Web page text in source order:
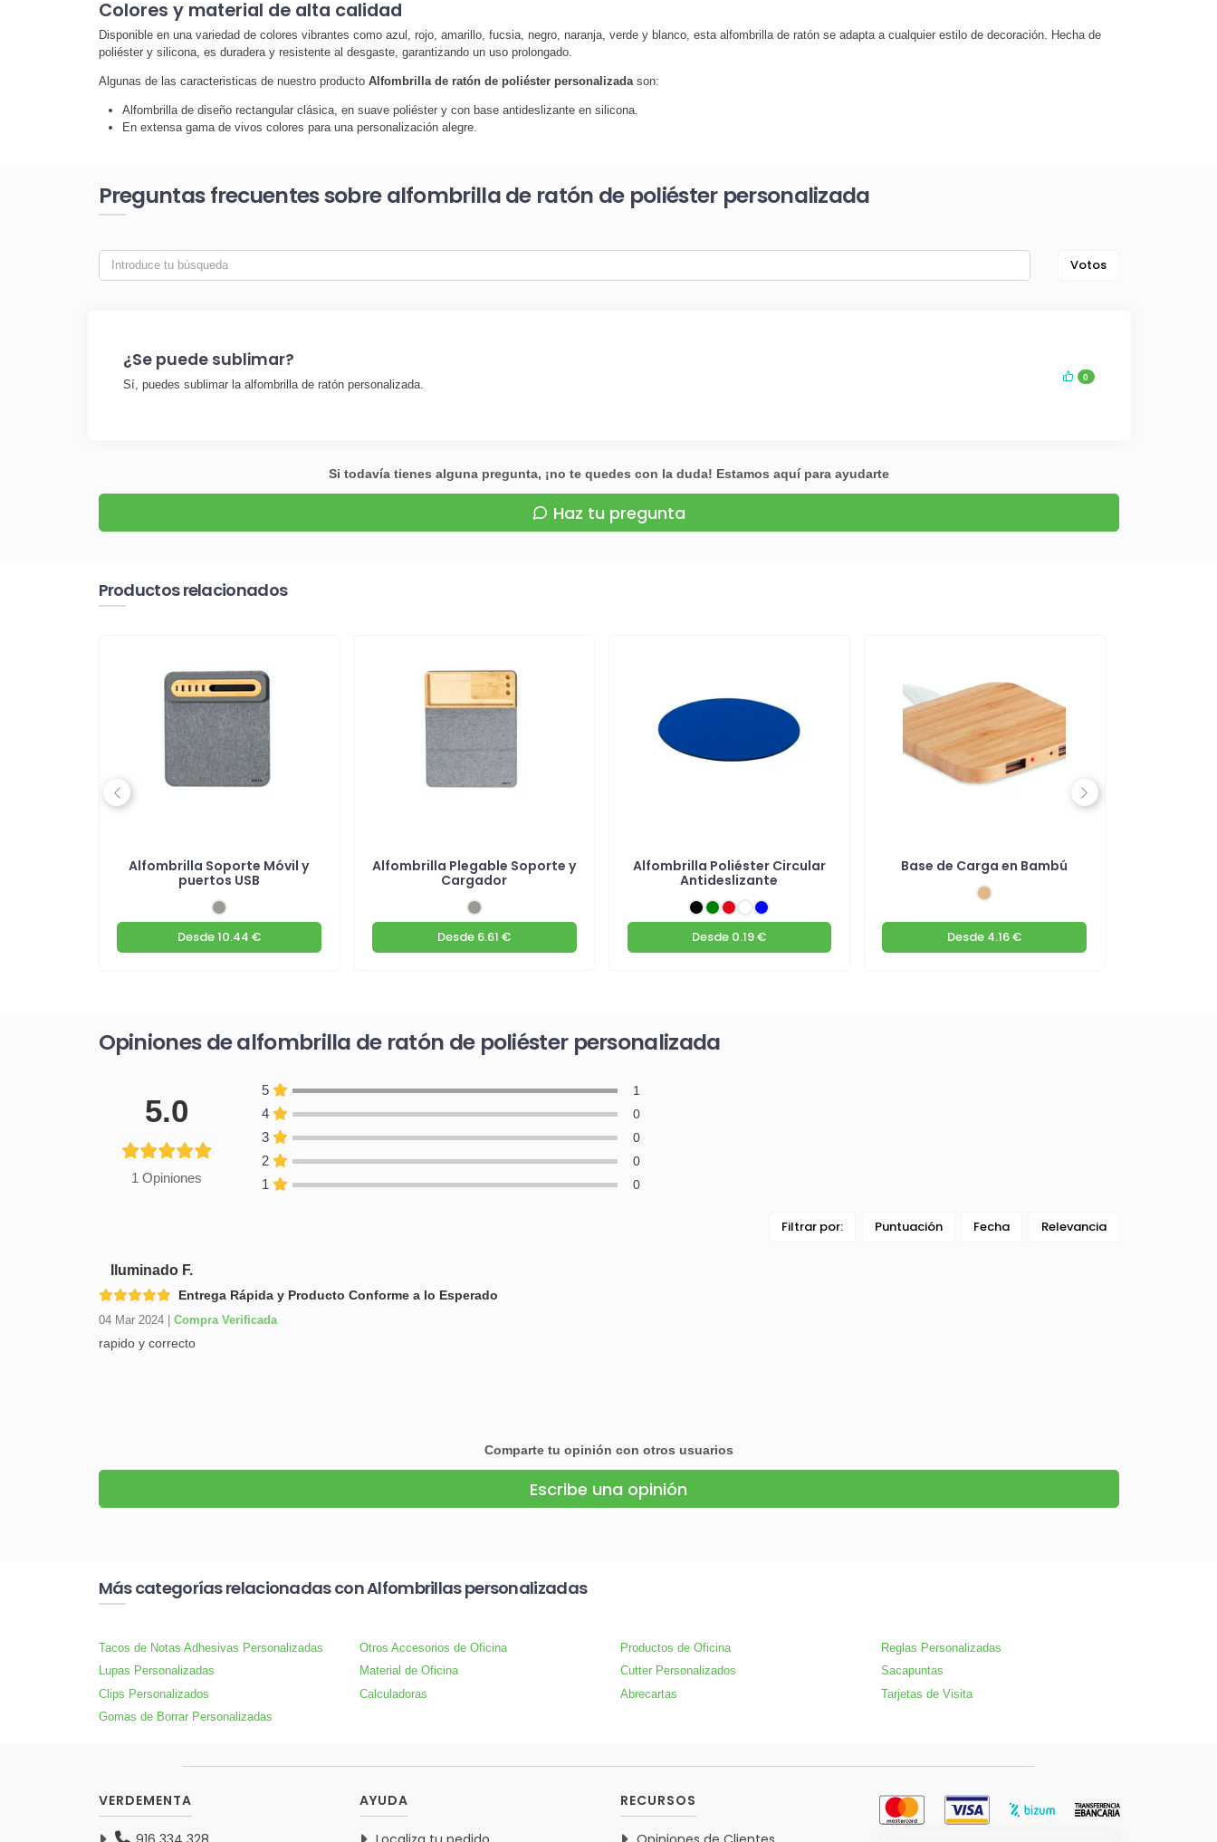
Colores y material de alta calidad
Disponible en una variedad de colores vibrantes como azul, rojo, amarillo, fucsia, negro, naranja, verde y blanco, esta alfombrilla de ratón se adapta a cualquier estilo de decoración. Hecha de
poliéster y silicona, es duradera y resistente al desgaste, garantizando un uso prolongado.
Algunas de las caracteristicas de nuestro producto Alfombrilla de ratón de poliéster personalizadason:
Alfombrilla de diseño rectangular clásica, en suave poliéster y con base antideslizante en silicona.
En extensa gama de vivos colores para una personalización alegre.
Preguntas frecuentes sobre alfombrilla de ratón de poliéster personalizada
Votos
¿Se puede sublimar?
Sí, puedes sublimar la alfombrilla de ratón personalizada.
0
Si todavía tienes alguna pregunta, ¡no te quedes con la duda! Estamos aquí para ayudarte
Haz tu pregunta
Productos relacionados
Alfombrilla Soporte Móvil y
puertos USB
Desde10.44 €
Alfombrilla Plegable Soporte y
Cargador
Desde 6.61 €
Alfombrilla Poliéster Circular
Antideslizante
Desde 0.19 €
Base de Carga en Bambú
Desde 4.16 €
Previous Next
Opiniones de alfombrilla de ratón de poliéster personalizada
5.0
1 Opiniones
5 1
4 0
3 0
2 0
1 0
Filtrar por: Puntuación Fecha Relevancia
Iluminado F.
Entrega Rápida y Producto Conforme a lo Esperado
04 Mar 2024| Compra Verificada
rapido y correcto
Comparte tu opinión con otros usuarios
Escribe una opinión
Más categorías relacionadas con Alfombrillas personalizadas
Tacos de Notas Adhesivas Personalizadas Otros Accesorios de Oficina Productos de Oficina
Reglas Personalizadas
Lupas Personalizadas
Material de Oficina Cutter Personalizados
Sacapuntas
Clips Personalizados
Calculadoras Abrecartas
Tarjetas de Visita
Gomas de Borrar Personalizadas
VERDEMENTA AYUDA RECURSOS